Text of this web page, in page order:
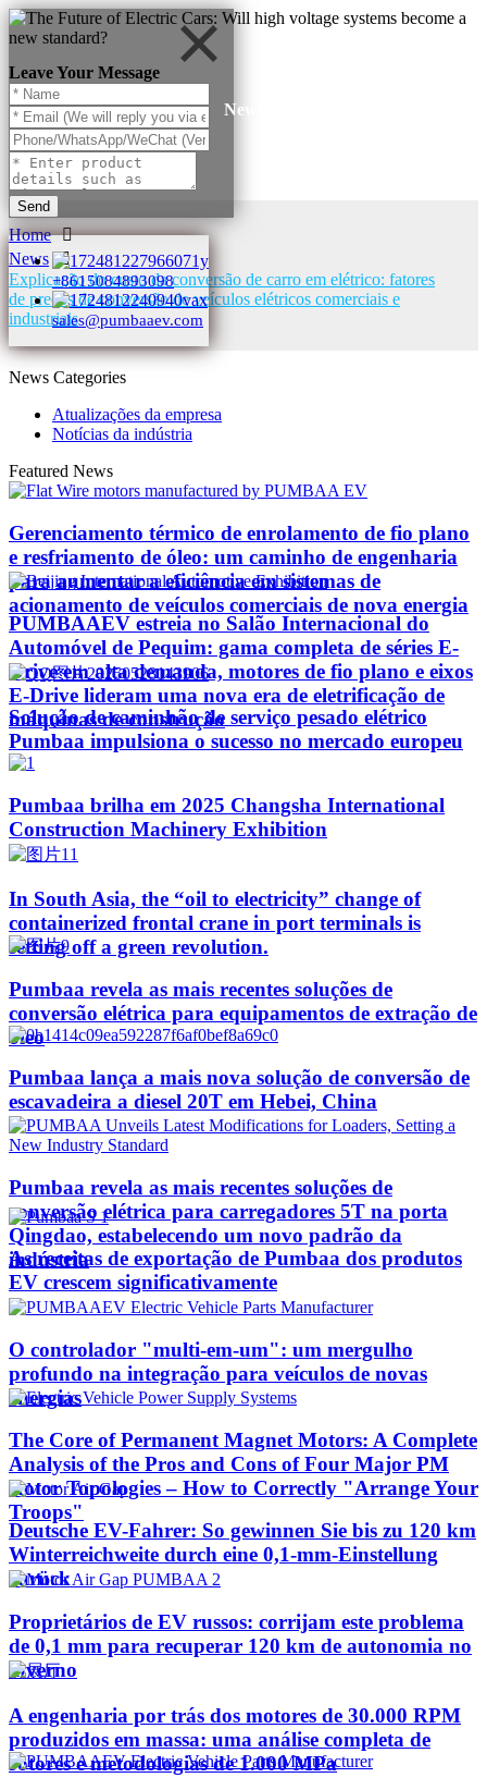
Leave Your Message
Send
+8615084893098
sales@pumbaaev.com
News
Home
News
Explicação do custo da conversão de carro em elétrico: fatores
de preços de conversão de veículos elétricos comerciais e
industriais
News Categories
Atualizações da empresa
Notícias da indústria
Featured News
Gerenciamento térmico de enrolamento de fio plano
e resfriamento de óleo: um caminho de engenharia
para aumentar a eficiência em sistemas de
acionamento de veículos comerciais de nova energia
PUMBAAEV estreia no Salão Internacional do
Automóvel de Pequim: gama completa de séries E-
Drive em alta demanda, motores de fio plano e eixos
E-Drive lideram uma nova era de eletrificação de
máquinas de construção
Solução de caminhão de serviço pesado elétrico
Pumbaa impulsiona o sucesso no mercado europeu
Pumbaa brilha em 2025 Changsha International
Construction Machinery Exhibition
In South Asia, the “oil to electricity” change of
containerized frontal crane in port terminals is
setting off a green revolution.
Pumbaa revela as mais recentes soluções de
conversão elétrica para equipamentos de extração de
óleo
Pumbaa lança a mais nova solução de conversão de
escavadeira a diesel 20T em Hebei, China
Pumbaa revela as mais recentes soluções de
conversão elétrica para carregadores 5T na porta
Qingdao, estabelecendo um novo padrão da
indústria
As receitas de exportação de Pumbaa dos produtos
EV crescem significativamente
O controlador "multi-em-um": um mergulho
profundo na integração para veículos de novas
energias
The Core of Permanent Magnet Motors: A Complete
Analysis of the Pros and Cons of Four Major PM
Rotor Topologies – How to Correctly "Arrange Your
Troops"
Deutsche EV-Fahrer: So gewinnen Sie bis zu 120 km
Winterreichweite durch eine 0,1-mm-Einstellung
zurück
Proprietários de EV russos: corrijam este problema
de 0,1 mm para recuperar 120 km de autonomia no
inverno
A engenharia por trás dos motores de 30.000 RPM
produzidos em massa: uma análise completa de
rotores e metodologias de 1.000 MPa